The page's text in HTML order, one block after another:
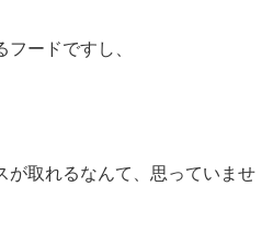
ードですし、
が取れるなんて、思っていませ